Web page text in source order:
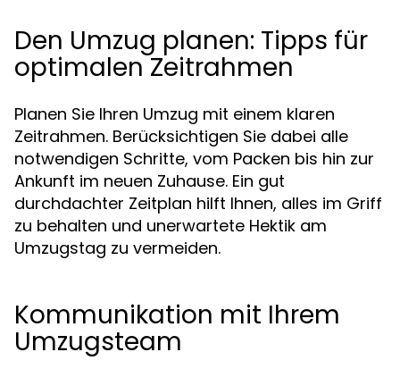
Den Umzug planen: Tipps für
optimalen Zeitrahmen
Planen Sie Ihren Umzug mit einem klaren
Zeitrahmen. Berücksichtigen Sie dabei alle
notwendigen Schritte, vom Packen bis hin zur
Ankunft im neuen Zuhause. Ein gut
durchdachter Zeitplan hilft Ihnen, alles im Griff
zu behalten und unerwartete Hektik am
Umzugstag zu vermeiden.
Kommunikation mit Ihrem
Umzugsteam